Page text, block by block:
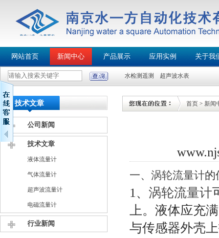
网站首页 新闻中心 产品展示 应用实例 关于我
水检测遥测 超声波水表
技术文章
公司新闻
技术文章
液体流量计
气体流量计
超声波流量计
电磁流量计
行业新闻
首页 > 新闻
一、 涡轮流量计的
1、 涡轮流量计
上。液体应充
与传感器外壳